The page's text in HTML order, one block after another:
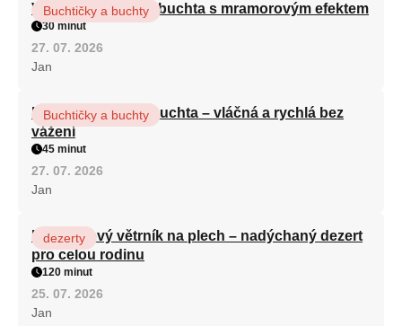
Vláčná olejová litá buchta s mramorovým efektem
Buchtičky a buchty
30 minut
27. 07. 2026
Jan
Hrnková maková buchta – vláčná a rychlá bez
vážení
Buchtičky a buchty
45 minut
27. 07. 2026
Jan
Karamelový větrník na plech – nadýchaný dezert
pro celou rodinu
dezerty
120 minut
25. 07. 2026
Jan